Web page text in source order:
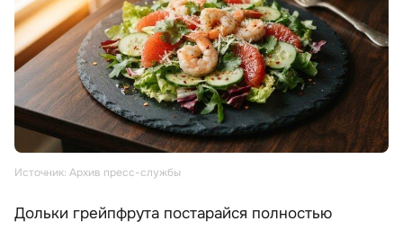
Источник: Архив пресс-службы
Дольки грейпфрута постарайся полностью